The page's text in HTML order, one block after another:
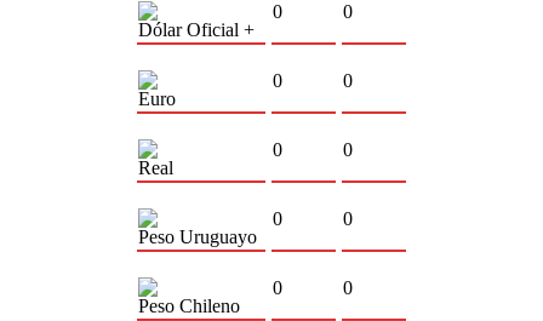
Dólar Oficial +
0 0
Euro
0 0
Real
0 0
Peso Uruguayo
0 0
Peso Chileno
0 0